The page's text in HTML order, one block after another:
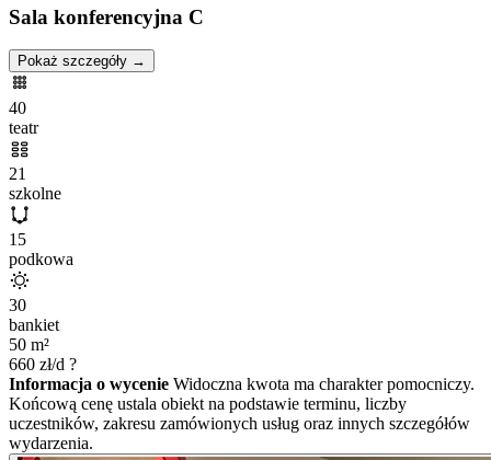
Sala konferencyjna C
Pokaż szczegóły →
40
teatr
21
szkolne
15
podkowa
30
bankiet
50 m²
660 zł/d ?
Informacja o wycenie Widoczna kwota ma charakter pomocniczy.
Końcową cenę ustala obiekt na podstawie terminu, liczby
uczestników, zakresu zamówionych usług oraz innych szczegółów
wydarzenia.